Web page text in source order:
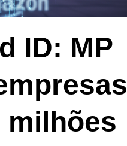
ID: MP
milhões